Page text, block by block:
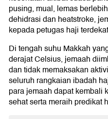
pusing, mual, lemas
dehidrasi dan heatstroke,
kepada petugas haji
Di tengah suhu Makkah
derajat Celsius, jemaah
dan tidak memaksakan
seluruh rangkaian ibadah
para jemaah dapat kembali
sehat serta meraih predikat